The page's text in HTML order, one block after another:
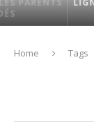
LIGNE POUR
Home Tags